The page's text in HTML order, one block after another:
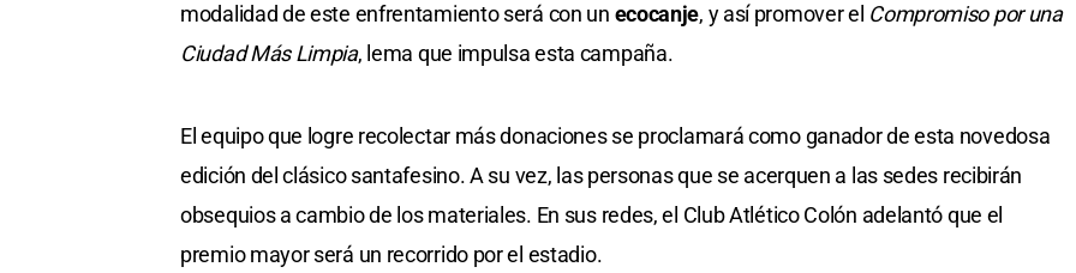
modalidad de este enfrentamiento será con un ecocanje, y así promover el Compromiso por una
Ciudad Más Limpia, lema que impulsa esta campaña.
El equipo que logre recolectar más donaciones se proclamará como ganador de esta novedosa
edición del clásico santafesino. A su vez, las personas que se acerquen a las sedes recibirán
obsequios a cambio de los materiales. En sus redes, el Club Atlético Colón adelantó que el
premio mayor será un recorrido por el estadio.